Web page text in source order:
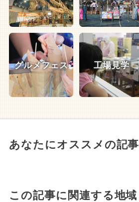
グルメフェス 工場見学
あなたにオススメの記事
この記事に関連する地域